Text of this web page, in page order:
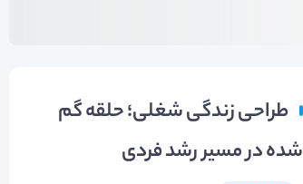
طراحی زندگی شغلی؛ حلقه گم
شده در مسیر رشد فردی